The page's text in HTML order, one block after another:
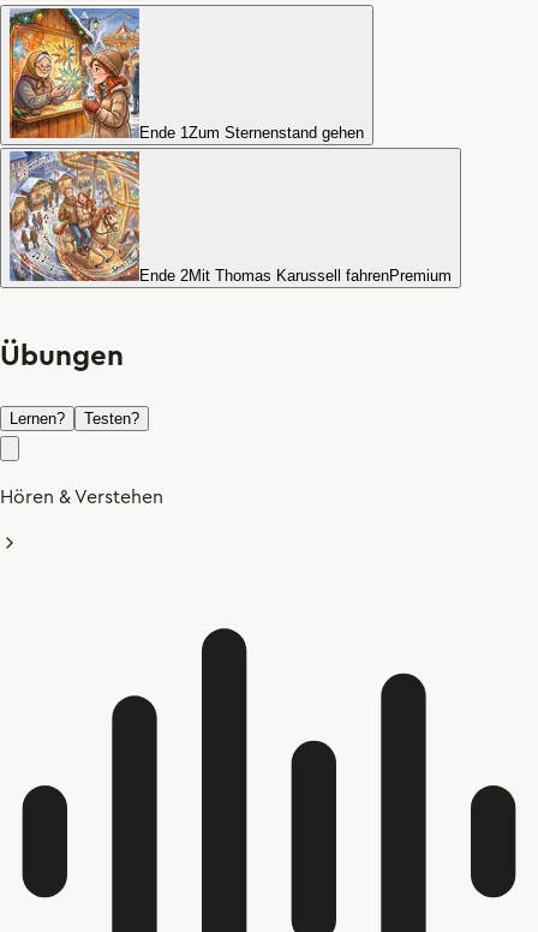
Ende 1 Zum Sternenstand gehen
Ende 2Mit Thomas Karussell fahrenPremium
Übungen
Lernen? Testen?
Hören & Verstehen